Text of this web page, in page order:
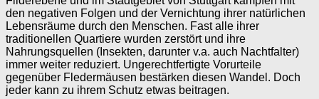
den negativen Folgen und der Vernichtung ihrer natürlichen
Lebensräume durch den Menschen. Fast alle ihrer
traditionellen Quartiere wurden zerstört und ihre
Nahrungsquellen (Insekten, darunter v.a. auch Nachtfalter)
immer weiter reduziert. Ungerechtfertigte Vorurteile
gegenüber Fledermäusen bestärken diesen Wandel. Doch
jeder kann zu ihrem Schutz etwas beitragen.